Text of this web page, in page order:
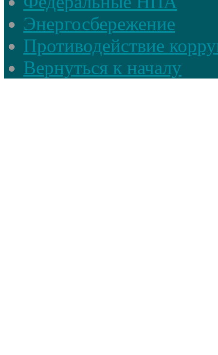
Энергосбережение
Противодействие
Вернуться к началу